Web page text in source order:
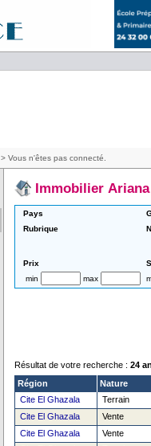
> Vous n'êtes pas connecté.
Immobilier Ariana
Pays
Rubrique
Prix
min
max
Résultat de votre recherche : 24
Région
Nature
Cite El Ghazala
Terrain
Cite El Ghazala
Vente
Cite El Ghazala
Vente